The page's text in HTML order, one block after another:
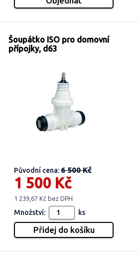
Šoupátko ISO pro domovní
přípojky, d63
Původní cena:6 500 Kč
1 500 Kč
1 239,67 Kč bez DPH
Množství: ks